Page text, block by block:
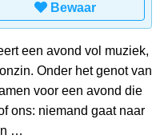
Bewaar
een avond vol muziek,
Onder het genot van
voor een avond die
ons: niemand gaat naar
…